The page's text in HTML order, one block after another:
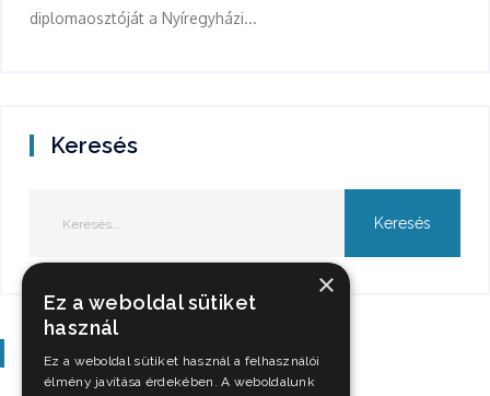
diplomaosztóját a Nyíregyházi...
Keresés
Szavazás
×
Ez a weboldal sütiket
használ
Ez a weboldal sütiket használ a felhasználói
élmény javítása érdekében. A weboldalunk